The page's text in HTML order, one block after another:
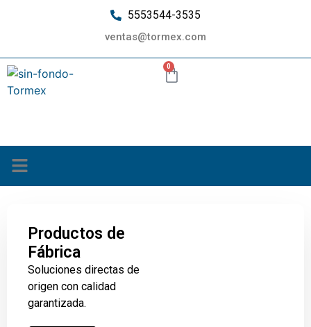
5553544-3535
ventas@tormex.com
0
Productos de
Fábrica
Soluciones directas de
origen con calidad
garantizada.